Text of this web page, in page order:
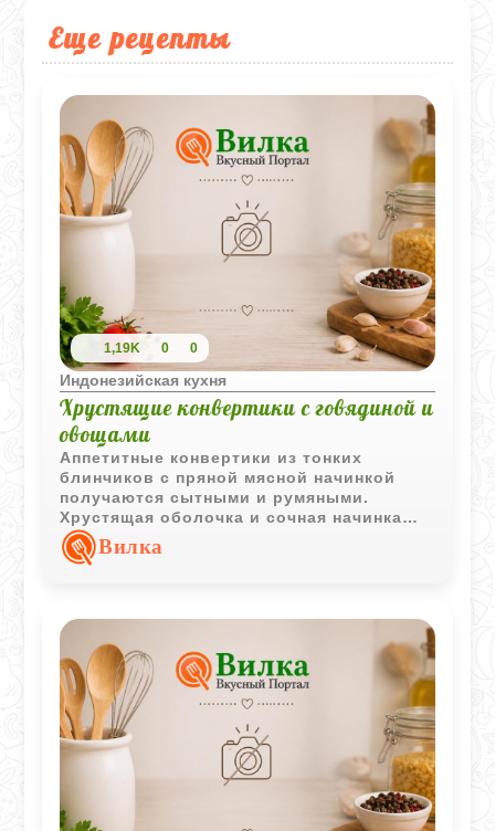
Еще рецепты
1,19K 0 0
Индонезийская кухня
Хрустящие конвертики с говядиной и
овощами
Аппетитные конвертики из тонких
блинчиков с пряной мясной начинкой
получаются сытными и румяными.
Хрустящая оболочка и сочная начинка
делают их отличной горячей закуской
или самостоятельным блюдом.
Вилка